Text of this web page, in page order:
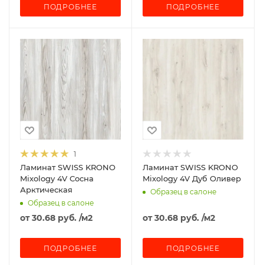
ПОДРОБНЕЕ ПОДРОБНЕЕ
1
Ламинат SWISS KRONO
Mixology 4V Сосна
Арктическая
Образец в салоне
от30.68 руб. /м2
ПОДРОБНЕЕ
Ламинат SWISS KRONO
Mixology 4V Дуб Оливер
Образец в салоне
от30.68 руб. /м2
ПОДРОБНЕЕ